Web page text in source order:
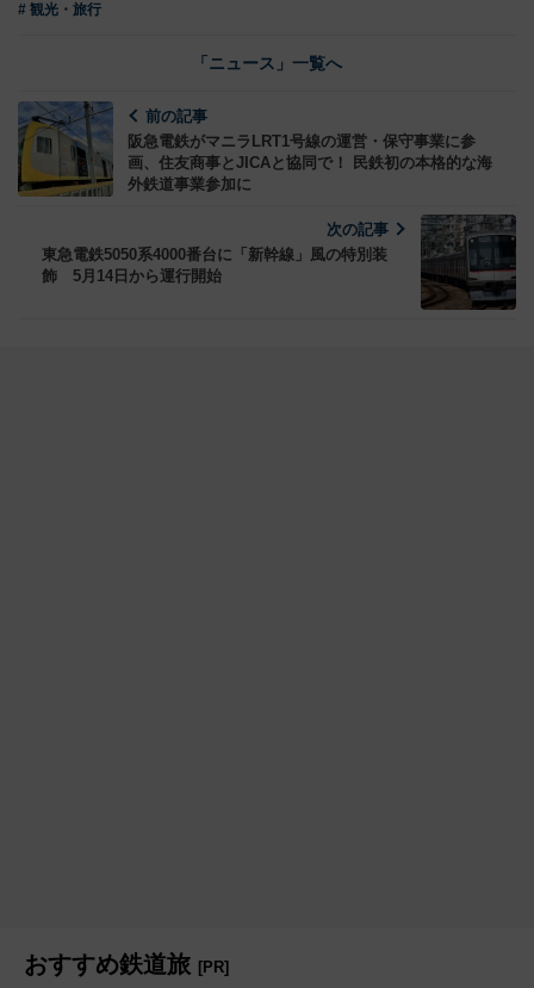
# 観光・旅行
「ニュース」一覧へ
前の記事
阪急電鉄がマニラLRT1号線の運営・保守事業に参
画、住友商事とJICAと協同で！ 民鉄初の本格的な海
外鉄道事業参加に
次の記事
東急電鉄5050系4000番台に「新幹線」風の特別装
飾 5月14日から運行開始
おすすめ鉄道旅 [PR]